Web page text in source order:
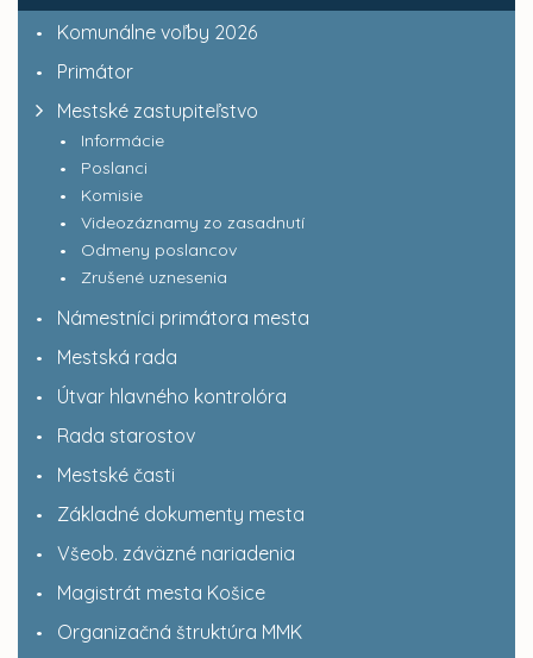
Komunálne voľby 2026
Primátor
Mestské zastupiteľstvo
Informácie
Poslanci
Komisie
Videozáznamy zo zasadnutí
Odmeny poslancov
Zrušené uznesenia
Námestníci primátora mesta
Mestská rada
Útvar hlavného kontrolóra
Rada starostov
Mestské časti
Základné dokumenty mesta
Všeob. záväzné nariadenia
Magistrát mesta Košice
Organizačná štruktúra MMK